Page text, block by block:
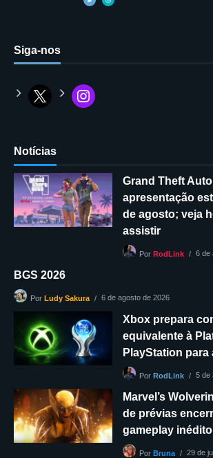
Siga-nos
Notícias
Grand Theft
apresentação
de agosto; veja
assistir
PorRodLink 6 de
BGS 2026
PorLudy Sakura 6 de agosto de 2026
Xbox prepara
equivalente à
PlayStation para
PorRodLink 5 de
Marvel’s
de prévias
gameplay
PorBruna 29 de